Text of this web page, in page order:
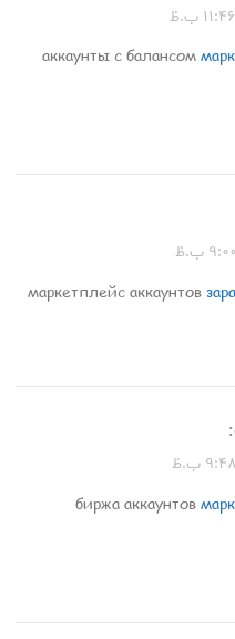
аккаунты с балансом
маркетплейс аккаунтов
биржа аккаунтов